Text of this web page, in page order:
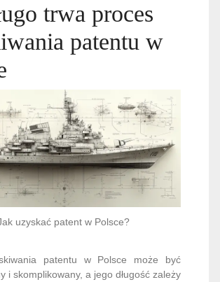
trwa proces
patentu w
uzyskać patent w Polsce?
patentu w Polsce może być
i skomplikowany, a jego długość zależy